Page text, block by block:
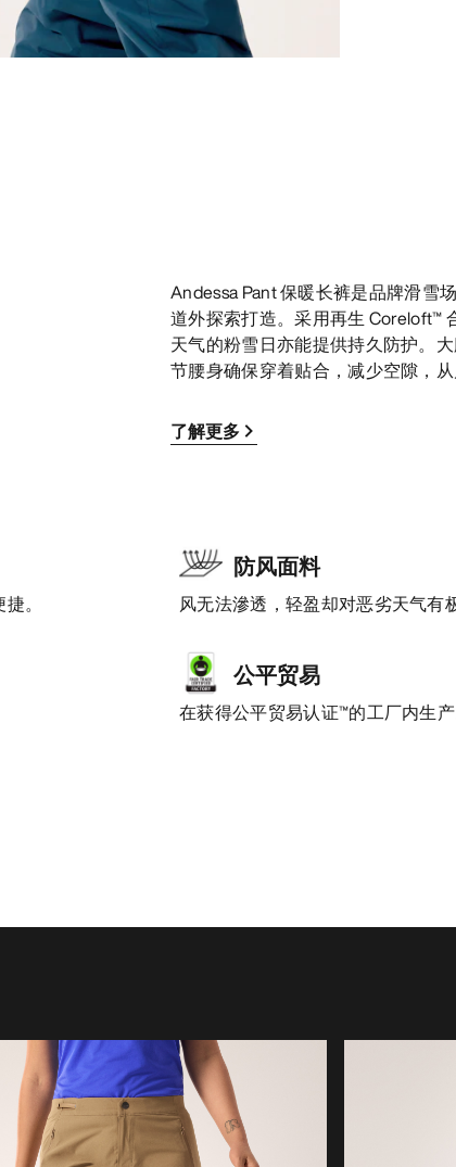
Andessa Pant 保暖长裤是品牌滑雪
道外探索打造。采用再生 Coreloft™
天气的粉雪日亦能提供持久防护。
节腰身确保穿着贴合，减少空隙，
了解更多
。
防风面料
风无法滲透，轻盈却对恶劣天气有
公平贸易
在获得公平贸易认证™的工厂内生